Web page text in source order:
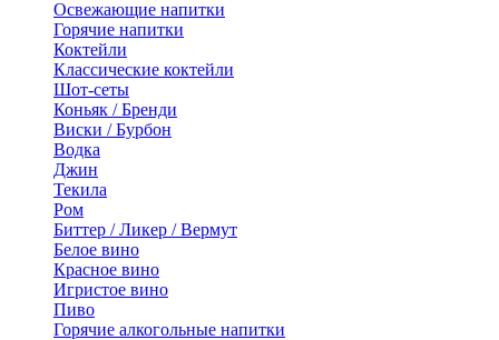
Освежающие напитки
Горячие напитки
Коктейли
Классические коктейли
Шот-сеты
Коньяк / Бренди
Виски / Бурбон
Водка
Джин
Текила
Ром
Биттер / Ликер / Вермут
Белое вино
Красное вино
Игристое вино
Пиво
Горячие алкогольные напитки